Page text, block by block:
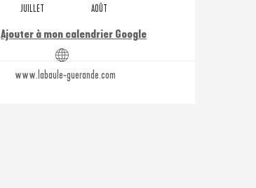
JUILLET AOÛT
Ajouter à mon calendrier Google
www.labaule-guerande.com